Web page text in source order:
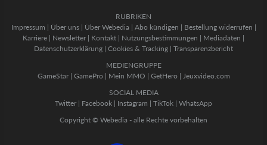
RUBRIKEN
Impressum | Über uns| Über Webedia | Abo kündigen | Bestellung widerrufen |
Karriere | Newsletter | Kontakt | Nutzungsbestimmungen | Mediadaten |
Datenschutzerklärung | Cookies & Tracking | Transparenzbericht
MEDIENGRUPPE
GameStar| GamePro | Mein MMO | GetHero | Jeuxvideo.com
SOCIAL MEDIA
Twitter | Facebook | Instagram | TikTok | WhatsApp
Copyright © Webedia - alle Rechte vorbehalten